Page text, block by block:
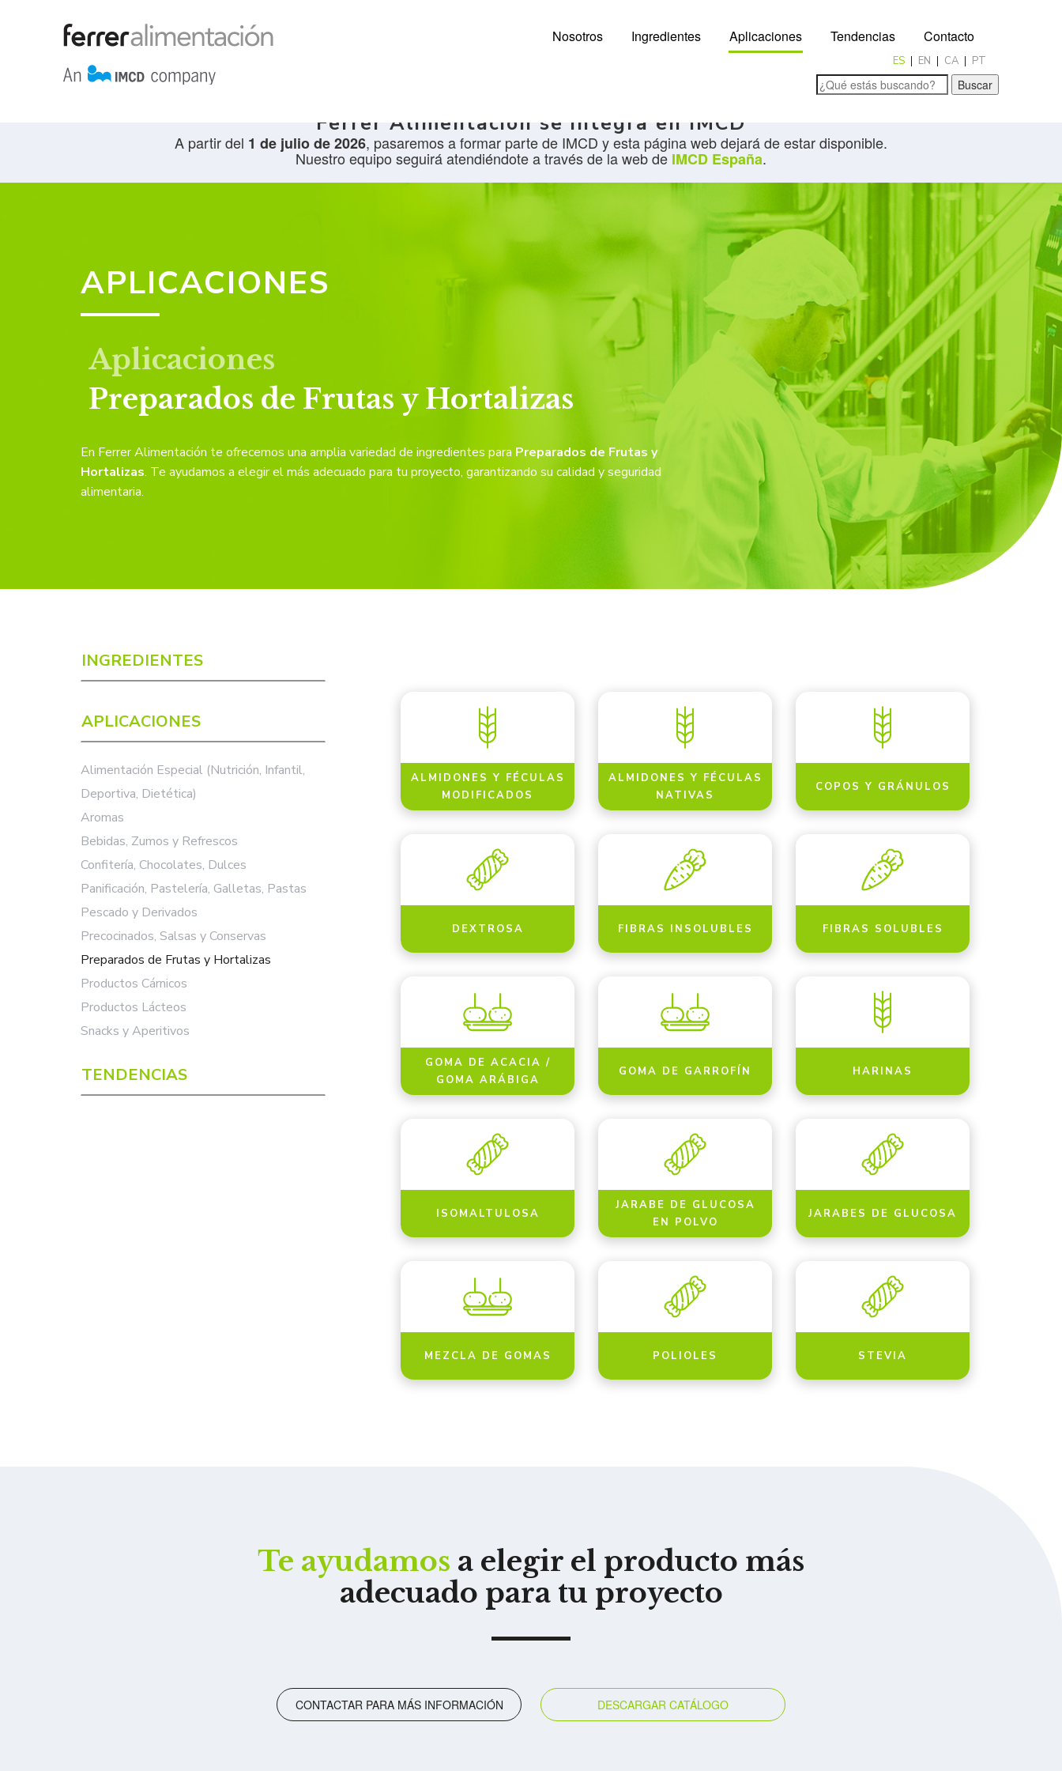
Nosotros Ingredientes Aplicaciones Tendencias Contacto
ES EN CA PT
Buscar
Ferrer Alimentación se integra en IMCD
A partir del 1 de julio de 2026, pasaremos a formar parte de IMCD y esta página web dejará de estar disponible.
Nuestro equipo seguirá atendiéndote a través de la web de IMCD España.
APLICACIONES
Aplicaciones
Preparados de Frutas y Hortalizas
En Ferrer Alimentación te ofrecemos una amplia variedad de ingredientes para Preparados de Frutas y
Hortalizas. Te ayudamos a elegir el más adecuado para tu proyecto, garantizando su calidad y seguridad
alimentaria.
INGREDIENTES
APLICACIONES
Alimentación Especial (Nutrición, Infantil,
Deportiva, Dietética)
Aromas
Bebidas, Zumos y Refrescos
Confitería, Chocolates, Dulces
Panificación, Pastelería, Galletas, Pastas
Pescado y Derivados
Precocinados, Salsas y Conservas
Preparados de Frutas y Hortalizas
Productos Cárnicos
Productos Lácteos
Snacks y Aperitivos
TENDENCIAS
ALMIDONES Y FÉCULAS
MODIFICADOS
ALMIDONES Y FÉCULAS
NATIVAS
COPOS Y GRÁNULOS
DEXTROSA FIBRAS INSOLUBLES FIBRAS SOLUBLES
GOMA DE ACACIA /
GOMA ARÁBIGA
GOMA DE GARROFÍN HARINAS
ISOMALTULOSA
JARABE DE GLUCOSA
EN POLVO
JARABES DE GLUCOSA
MEZCLA DE GOMAS POLIOLES STEVIA
Te ayudamos a elegir el producto más
adecuado para tu proyecto
CONTACTAR PARA MÁS INFORMACIÓN DESCARGAR CATÁLOGO